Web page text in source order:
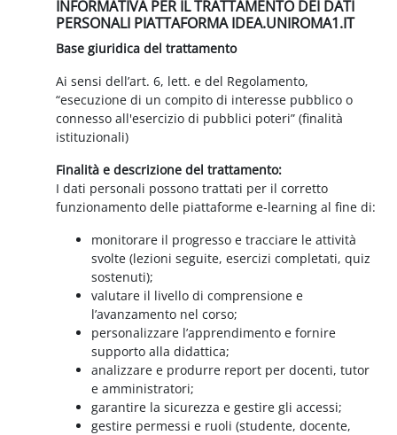
INFORMATIVA PER IL TRATTAMENTO DEI DATI
PERSONALI PIATTAFORMA IDEA.UNIROMA1.IT
Base giuridica del trattamento
Ai sensi dell’art. 6, lett. e del Regolamento,
“esecuzione di un compito di interesse pubblico o
connesso all'esercizio di pubblici poteri” (finalità
istituzionali)
Finalità e descrizione del trattamento:
I dati personali possono trattati per il corretto
funzionamento delle piattaforme e-learning al fine di:
monitorare il progresso e tracciare le attività
svolte (lezioni seguite, esercizi completati, quiz
sostenuti);
valutare il livello di comprensione e
l’avanzamento nel corso;
personalizzare l’apprendimento e fornire
supporto alla didattica;
analizzare e produrre report per docenti, tutor
e amministratori;
garantire la sicurezza e gestire gli accessi;
gestire permessi e ruoli (studente, docente,